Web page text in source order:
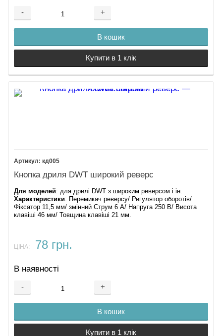
- +
В кошик
Купити в 1 клік
кд005
Кнопка дриля DWT широкий реверс
Для моделей: для дрилі DWT з широким реверсом і ін.
Характеристики: Перемикач реверсу/ Регулятор оборотів/
Фіксатор 11,5 мм/ змінний Струм 6 А/ Напруга 250 В/ Висота
клавіші 46 мм/ Товщина клавіші 21 мм.
ЦІНА: 78 грн.
В наявності
- +
В кошик
Купити в 1 клік